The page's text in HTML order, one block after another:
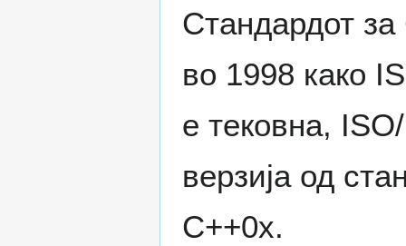
Стандардот за
во 1998 како
е тековна,
верзија од
C++0x.